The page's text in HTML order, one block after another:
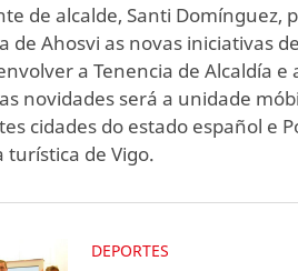
de alcalde, Santi Domínguez,
de Ahosvi as novas iniciativas
a Tenencia de Alcaldía e
novidades será a unidade
cidades do estado español e
turística de Vigo.
DEPORTES